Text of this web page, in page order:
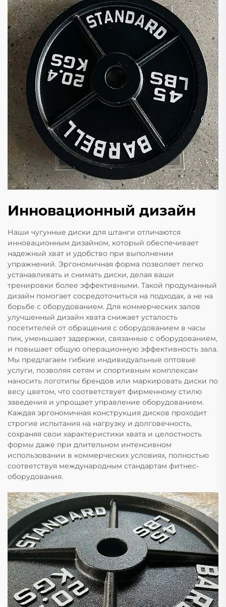
Инновационный дизайн
Наши чугунные диски для штанги отличаются
инновационным дизайном, который обеспечивает
надежный хват и удобство при выполнении
упражнений. Эргономичная форма позволяет легко
устанавливать и снимать диски, делая ваши
тренировки более эффективными. Такой продуманный
дизайн помогает сосредоточиться на подходах, а не на
борьбе с оборудованием. Для коммерческих залов
улучшенный дизайн хвата снижает усталость
посетителей от обращения с оборудованием в часы
пик, уменьшает задержки, связанные с оборудованием,
и повышает общую операционную эффективность зала.
Мы предлагаем гибкие индивидуальные оптовые
услуги, позволяя сетям и спортивным комплексам
наносить логотипы брендов или маркировать диски по
весу цветом, что соответствует фирменному стилю
заведения и упрощает управление оборудованием.
Каждая эргономичная конструкция дисков проходит
строгие испытания на нагрузку и долговечность,
сохраняя свои характеристики хвата и целостность
формы даже при длительном интенсивном
использовании в коммерческих условиях, полностью
соответствуя международным стандартам фитнес-
оборудования.